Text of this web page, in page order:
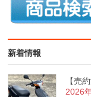
新着情報
【売
2026